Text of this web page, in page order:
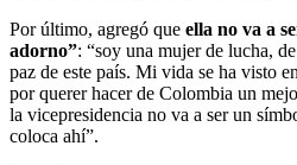
Por último, agregó que ella no va a
adorno”: “soy una mujer de lucha,
paz de este país. Mi vida se ha visto
por querer hacer de Colombia un
la vicepresidencia no va a ser un
coloca ahí”.